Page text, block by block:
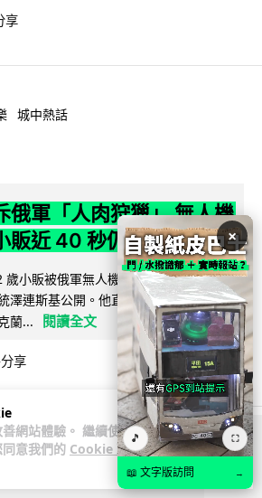
網站體驗。 繼續使用
意我們的 Cookie 政
享
城中熱話
俄軍「人肉狩獵」 無人機
販近 40 秒仍被炸傷
歲小販被俄軍無人機追擊近 40 秒後被炸
澤連斯基公開。他直斥俄軍對平民進行
蘭...
閱讀全文
分享
×
🎵 ⛶
📖 文字版訪問 →